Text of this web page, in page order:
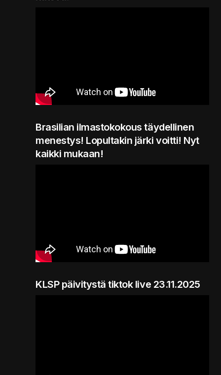
Brasilian ilmastokokous täydellinen
menestys! Lopultakin järki voitti! Nyt
kaikki mukaan!
KLSP päivitystä tiktok live 23.11.2025